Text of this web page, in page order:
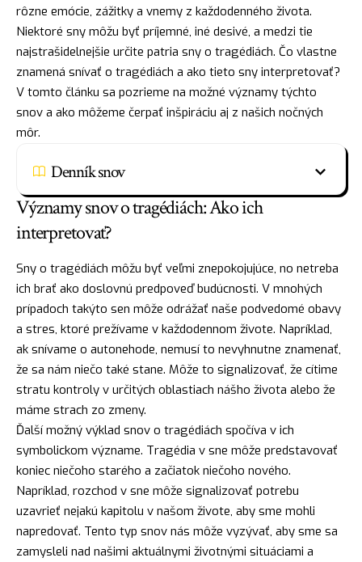
rôzne emócie, zážitky a vnemy z každodenného života.
Niektoré sny môžu byť príjemné, iné desivé, a medzi tie
najstrašidelnejšie určite patria sny o tragédiách. Čo vlastne
znamená snívať o tragédiách a ako tieto sny interpretovať?
V tomto článku sa pozrieme na možné významy týchto
snov a ako môžeme čerpať inšpiráciu aj z našich nočných
môr.
Denník snov
Významy snov o tragédiách: Ako ich
interpretovať?
Sny o tragédiách môžu byť veľmi znepokojujúce, no netreba
ich brať ako doslovnú predpoveď budúcnosti. V mnohých
prípadoch takýto sen môže odrážať naše podvedomé obavy
a stres, ktoré prežívame v každodennom živote. Napríklad,
ak snívame o autonehode, nemusí to nevyhnutne znamenať,
že sa nám niečo také stane. Môže to signalizovať, že cítime
stratu kontroly v určitých oblastiach nášho života alebo že
máme strach zo zmeny.
Ďalší možný výklad snov o tragédiách spočíva v ich
symbolickom význame. Tragédia v sne môže predstavovať
koniec niečoho starého a začiatok niečoho nového.
Napríklad, rozchod v sne môže signalizovať potrebu
uzavrieť nejakú kapitolu v našom živote, aby sme mohli
napredovať. Tento typ snov nás môže vyzývať, aby sme sa
zamysleli nad našimi aktuálnymi životnými situáciami a